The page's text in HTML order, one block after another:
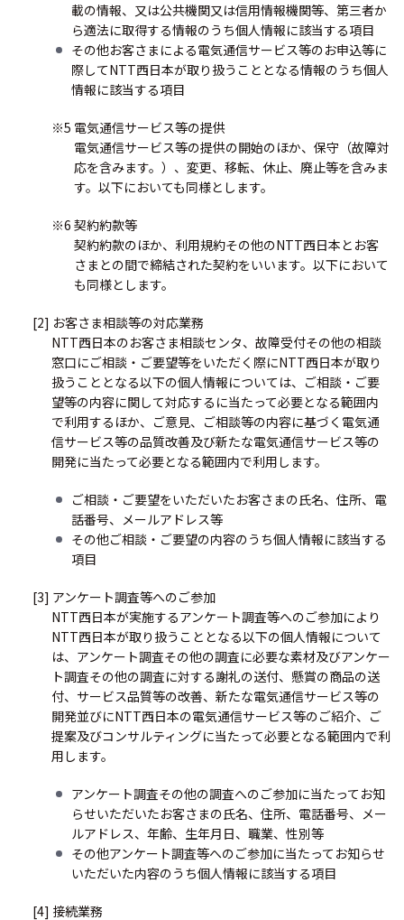
載の情報、又は公共機関又は信用情報機関等、第三者か
ら適法に取得する情報のうち個人情報に該当する項目
その他お客さまによる電気通信サービス等のお申込等に
際してNTT西日本が取り扱うこととなる情報のうち個人
情報に該当する項目
※5 電気通信サービス等の提供
電気通信サービス等の提供の開始のほか、保守（故障対
応を含みます。）、変更、移転、休止、廃止等を含みま
す。以下においても同様とします。
※6 契約約款等
契約約款のほか、利用規約その他のNTT西日本とお客
さまとの間で締結された契約をいいます。以下において
も同様とします。
[2] お客さま相談等の対応業務
NTT西日本のお客さま相談センタ、故障受付その他の相談
窓口にご相談・ご要望等をいただく際にNTT西日本が取り
扱うこととなる以下の個人情報については、ご相談・ご要
望等の内容に関して対応するに当たって必要となる範囲内
で利用するほか、ご意見、ご相談等の内容に基づく電気通
信サービス等の品質改善及び新たな電気通信サービス等の
開発に当たって必要となる範囲内で利用します。
ご相談・ご要望をいただいたお客さまの氏名、住所、電
話番号、メールアドレス等
その他ご相談・ご要望の内容のうち個人情報に該当する
項目
[3] アンケート調査等へのご参加
NTT西日本が実施するアンケート調査等へのご参加により
NTT西日本が取り扱うこととなる以下の個人情報について
は、アンケート調査その他の調査に必要な素材及びアンケー
ト調査その他の調査に対する謝礼の送付、懸賞の商品の送
付、サービス品質等の改善、新たな電気通信サービス等の
開発並びにNTT西日本の電気通信サービス等のご紹介、ご
提案及びコンサルティングに当たって必要となる範囲内で利
用します。
アンケート調査その他の調査へのご参加に当たってお知
らせいただいたお客さまの氏名、住所、電話番号、メー
ルアドレス、年齢、生年月日、職業、性別等
その他アンケート調査等へのご参加に当たってお知らせ
いただいた内容のうち個人情報に該当する項目
[4] 接続業務